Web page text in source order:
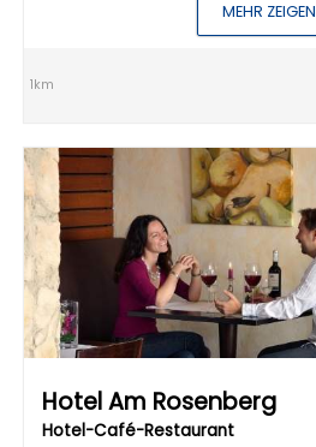
MEHR ZEIGEN
1km
Hotel Am Rosenberg
Hotel-Café-Restaurant